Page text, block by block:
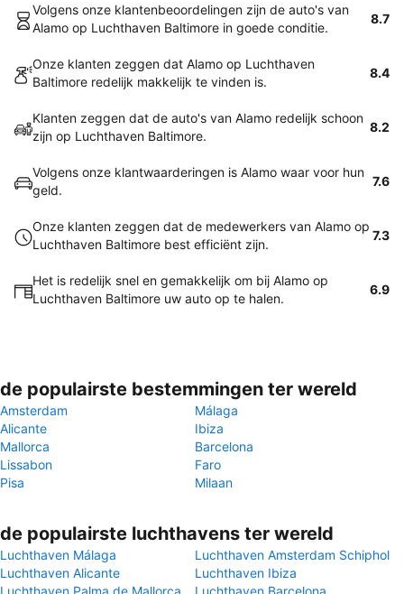
Volgens onze klantenbeoordelingen zijn de auto's van
Alamo op Luchthaven Baltimore in goede conditie.
8.7
Onze klanten zeggen dat Alamo op Luchthaven
Baltimore redelijk makkelijk te vinden is.
8.4
Klanten zeggen dat de auto's van Alamo redelijk schoon
zijn op Luchthaven Baltimore.
8.2
Volgens onze klantwaarderingen is Alamo waar voor hun
geld.
7.6
Onze klanten zeggen dat de medewerkers van Alamo op
Luchthaven Baltimore best efficiënt zijn.
7.3
Het is redelijk snel en gemakkelijk om bij Alamo op
Luchthaven Baltimore uw auto op te halen.
6.9
de populairste bestemmingen ter wereld
Amsterdam
Málaga
Alicante
Ibiza
Mallorca
Barcelona
Lissabon
Faro
Pisa
Milaan
de populairste luchthavens ter wereld
Luchthaven Málaga
Luchthaven Amsterdam Schiphol
Luchthaven Alicante
Luchthaven Ibiza
Luchthaven Palma de Mallorca
Luchthaven Barcelona